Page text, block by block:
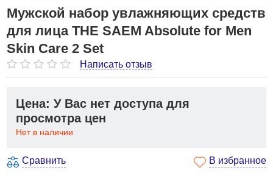
Мужской набор увлажняющих средств
для лица THE SAEM Absolute for Men
Skin Care 2 Set
Написать отзыв
Цена: У Вас нет доступа для
просмотра цен
Нет в наличии
Сравнить В избранное